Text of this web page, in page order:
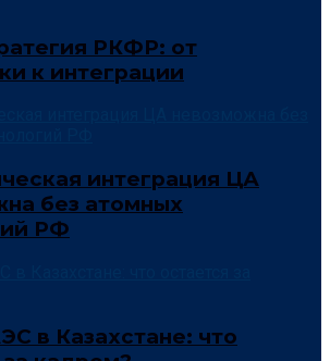
РКФР: от
к интеграции
интеграция ЦА
без атомных
РФ
в Казахстане: что